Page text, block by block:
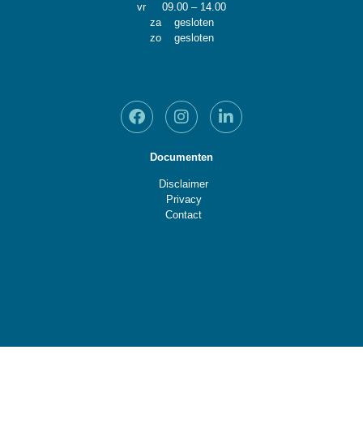
vr 09.00 – 14.00
za gesloten
zo gesloten
Documenten
Disclaimer
Privacy
Contact